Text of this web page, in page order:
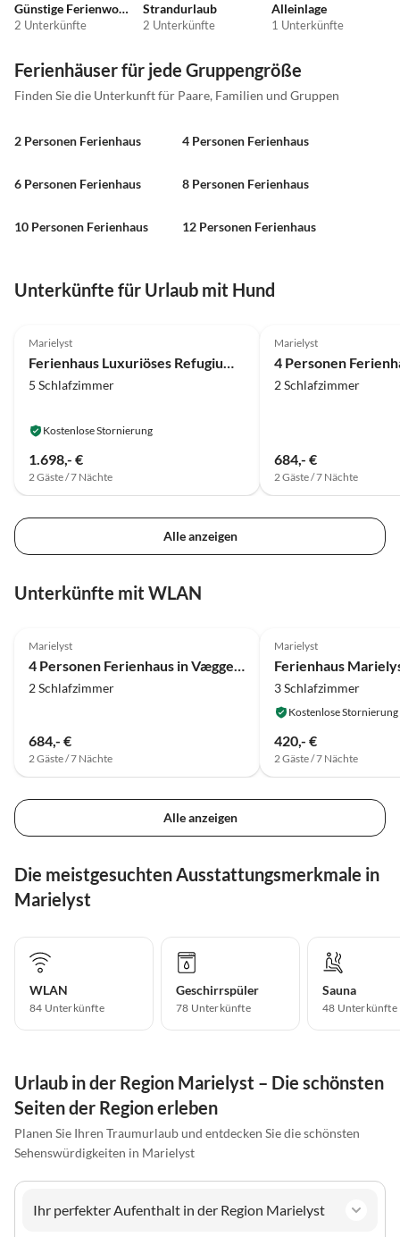
Günstige Ferienwohnungen
2 Unterkünfte
Strandurlaub
2 Unterkünfte
Alleinlage
1 Unterkünfte
Ferienhäuser für jede Gruppengröße
Finden Sie die Unterkunft für Paare, Familien und Gruppen
2 Personen Ferienhaus 4 Personen Ferienhaus
6 Personen Ferienhaus 8 Personen Ferienhaus
10 Personen Ferienhaus 12 Personen Ferienhaus
Unterkünfte für Urlaub mit Hund
Marielyst
5 Schlafzimmer
Kostenlose Stornierung
1.698,- €
2 Gäste / 7 Nächte
Marielyst
2 Schlafzimmer
684,- €
2 Gäste / 7 Nächte
Alle anzeigen
Unterkünfte mit WLAN
Marielyst
4 Personen Ferienhaus in Væggerløse
2 Schlafzimmer
684,- €
2 Gäste / 7 Nächte
Marielyst
3 Schlafzimmer
Kostenlose Stornierung
420,- €
2 Gäste / 7 Nächte
Alle anzeigen
Die meistgesuchten Ausstattungsmerkmale in
Marielyst
WLAN
84 Unterkünfte
Geschirrspüler
78 Unterkünfte
Sauna
48 Unterkünfte
Urlaub in der Region Marielyst – Die schönsten
Seiten der Region erleben
Planen Sie Ihren Traumurlaub und entdecken Sie die schönsten
Sehenswürdigkeiten in Marielyst
Ihr perfekter Aufenthalt in der Region Marielyst